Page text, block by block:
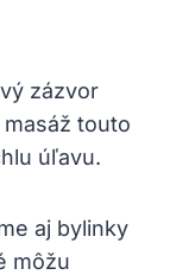
zázvor
touto
úľavu.
aj bylinky
môžu